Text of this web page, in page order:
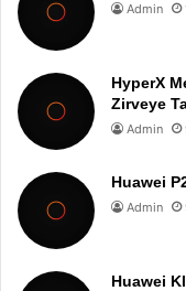
Admin
HyperX
Zirveye
Admin
Huawei
Admin
Huawei